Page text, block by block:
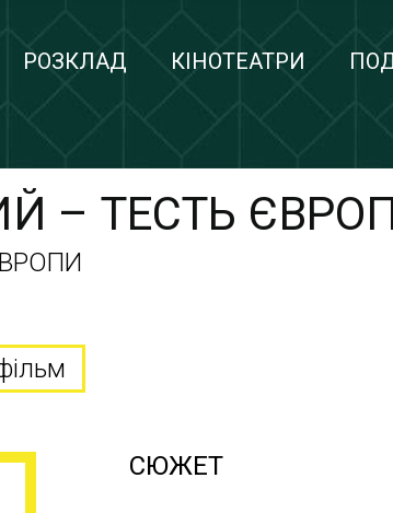
РОЗКЛАД КІНОТЕАТРИ
– ТЕСТЬ
СЮЖЕТ